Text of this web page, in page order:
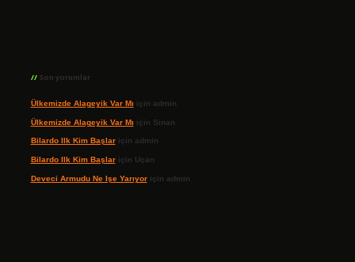
Son yorumlar
Ülkemizde Alageyik Var Mı için admin
Ülkemizde Alageyik Var Mı için Sinan
Bilardo Ilk Kim Başlariçin admin
Bilardo Ilk Kim Başlariçin Uçan
Deveci Armudu Ne Işe Yarıyoriçin admin